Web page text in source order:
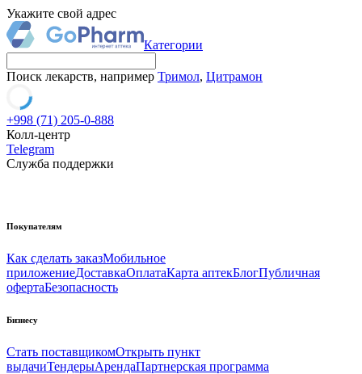
Укажите свой адрес
Категории
Поиск лекарств, например Тримол, Цитрамон
+998 (71) 205-0-888
Колл-центр
Telegram
Служба поддержки
Покупателям
Как сделать заказМобильное
приложениеДоставкаОплатаКарта аптекБлогПубличная
офертаБезопасность
Бизнесу
Стать поставщикомОткрыть пункт
выдачиТендерыАрендаПартнерская программа